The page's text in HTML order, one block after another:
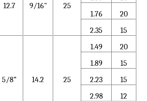
12.7 9/16" 25
1.76
20
2.35 15
5/8” 14.2 25
1.49
20
1.89
15
2.23
15
2.98
12